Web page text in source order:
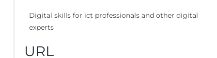
Digital skills for ict professionals and other digital
experts
URL